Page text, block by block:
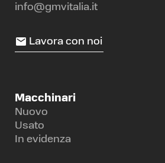
info@gmvitalia.it
Lavora con noi
Macchinari
Nuovo
Usato
In evidenza